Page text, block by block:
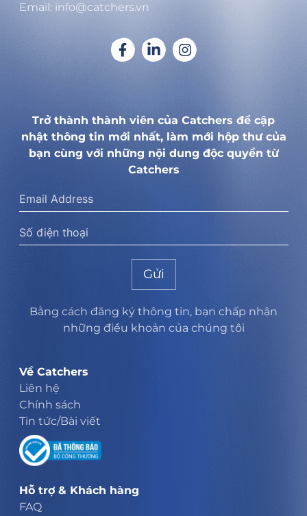
Email: info@catchers.vn
Trở thành thành viên của Catchers để cập
nhật thông tin mới nhất, làm mới hộp thư của
bạn cùng với những nội dung độc quyền từ
Catchers
Gửi
Bằng cách đăng ký thông tin, bạn chấp nhận
những điều khoản của chúng tôi
Về Catchers
Liên hệ
Chính sách
Tin tức/Bài viết
Hỗ trợ & Khách hàng
FAQ